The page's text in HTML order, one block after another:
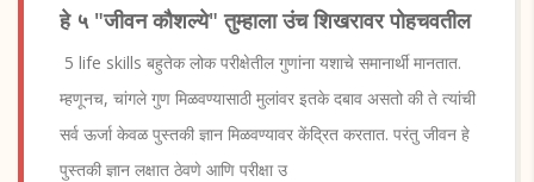
हे ५ "जीवन कौशल्ये" तुम्हाला उंच शिखरावर पोहचवतील
5 life skills बहुतेक लोक परीक्षेतील गुणांना यशाचे समानार्थी मानतात.
म्हणूनच, चांगले गुण मिळवण्यासाठी मुलांवर इतके दबाव असतो की ते त्यांची
सर्व ऊर्जा केवळ पुस्तकी ज्ञान मिळवण्यावर केंद्रित करतात. परंतु जीवन हे
पुस्तकी ज्ञान लक्षात ठेवणे आणि परीक्षा उ